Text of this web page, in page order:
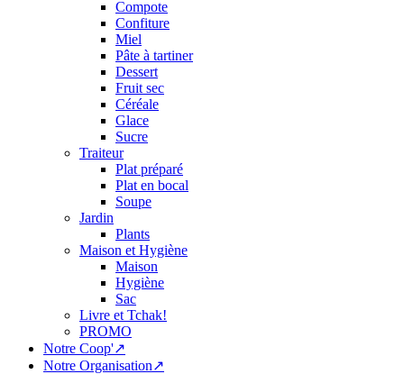
Compote
Confiture
Miel
Pâte à tartiner
Dessert
Fruit sec
Céréale
Glace
Sucre
Traiteur
Plat préparé
Plat en bocal
Soupe
Jardin
Plants
Maison et Hygiène
Maison
Hygiène
Sac
Livre et Tchak!
PROMO
Notre Coop'↗
Notre Organisation↗